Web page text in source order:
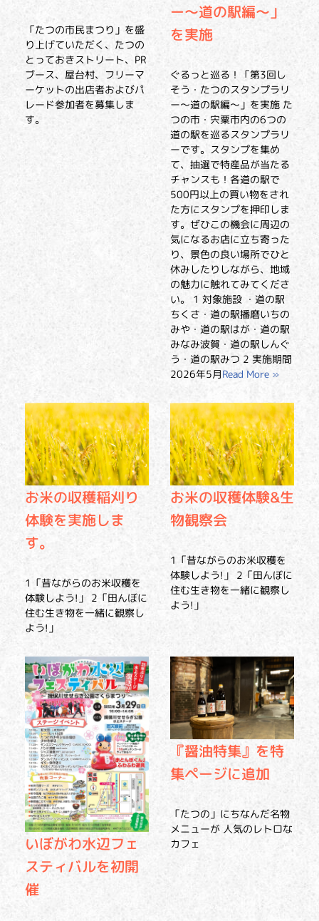
「たつの市民まつり」を盛
り上げていただく、たつの
とっておきストリート、PR
ブース、屋台村、フリーマ
ーケットの出店者およびパ
レード参加者を募集しま
す。
ー～道の駅編～」
を実施
ぐるっと巡る！「第3回し
そう・たつのスタンプラリ
ー～道の駅編～」を実施 た
つの市・宍粟市内の6つの
道の駅を巡るスタンプラリ
ーです。スタンプを集め
て、抽選で特産品が当たる
チャンスも！各道の駅で
500円以上の買い物をされ
た方にスタンプを押印しま
す。ぜひこの機会に周辺の
気になるお店に立ち寄った
り、景色の良い場所でひと
休みしたりしながら、地域
の魅力に触れてみてくださ
い。 1 対象施設 ・道の駅
ちくさ・道の駅播磨いちの
みや・道の駅はが・道の駅
みなみ波賀・道の駅しんぐ
う・道の駅みつ 2 実施期間
2026年5月Read More »
お米の収穫稲刈り
体験を実施しま
す。
1「昔ながらのお米収穫を
体験しよう!」 2「田んぼに
住む生き物を一緒に観察し
よう!」
お米の収穫体験&生
物観察会
1「昔ながらのお米収穫を
体験しよう!」 2「田んぼに
住む生き物を一緒に観察し
よう!」
いぼがわ水辺フェ
スティバルを初開
催
『醤油特集』を特
集ページに追加
「たつの」にちなんだ名物
メニューが 人気のレトロな
カフェ